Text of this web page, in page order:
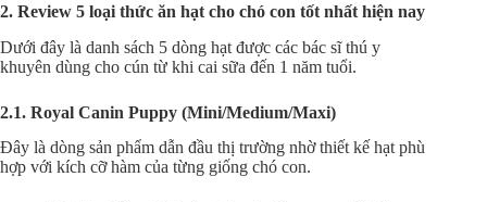
2. Review 5 loại thức ăn hạt cho chó con tốt nhất hiện nay
Dưới đây là danh sách 5 dòng hạt được các bác sĩ thú y
khuyên dùng cho cún từ khi cai sữa đến 1 năm tuổi.
2.1. Royal Canin Puppy (Mini/Medium/Maxi)
Đây là dòng sản phẩm dẫn đầu thị trường nhờ thiết kế hạt phù
hợp với kích cỡ hàm của từng giống chó con.